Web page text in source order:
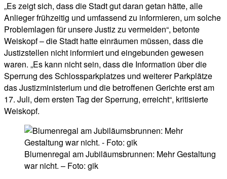
„Es zeigt sich, dass die Stadt gut daran getan hätte, alle
Anlieger frühzeitig und umfassend zu informieren, um solche
Problemlagen für unsere Justiz zu vermeiden“, betonte
Weiskopf – die Stadt hatte einräumen müssen, dass die
Justizstellen nicht informiert und eingebunden gewesen
waren. „Es kann nicht sein, dass die Information über die
Sperrung des Schlossparkplatzes und weiterer Parkplätze
das Justizministerium und die betroffenen Gerichte erst am
17. Juli, dem ersten Tag der Sperrung, erreicht“, kritisierte
Weiskopf.
Blumenregal am Jubiläumsbrunnen: Mehr Gestaltung
war nicht. – Foto: gik